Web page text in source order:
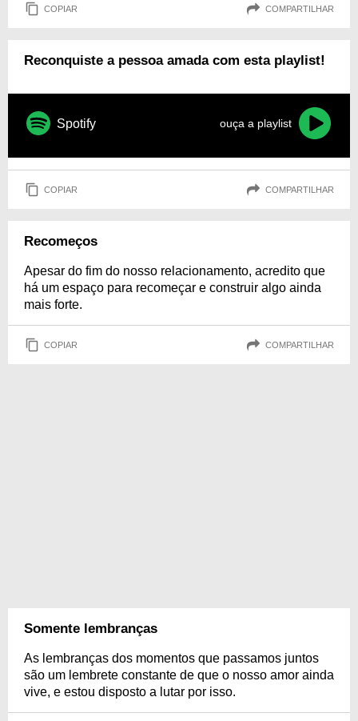
COPIAR COMPARTILHAR
Reconquiste a pessoa amada com esta playlist!
Spotify ouça a playlist
COPIAR COMPARTILHAR
Recomeços
Apesar do fim do nosso relacionamento, acredito que
há um espaço para recomeçar e construir algo ainda
mais forte.
COPIAR COMPARTILHAR
Somente lembranças
As lembranças dos momentos que passamos juntos
são um lembrete constante de que o nosso amor ainda
vive, e estou disposto a lutar por isso.